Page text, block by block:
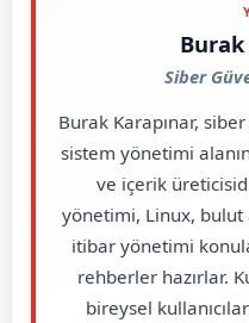
Burak
Siber
Burak Karapınar,
sistem yönetimi
ve içerik
yönetimi, Linux, bulut
itibar yönetimi
rehberler hazırlar.
bireysel